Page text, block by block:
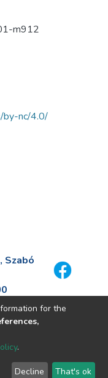
m912
by-nc/4.0/
Szabó
for the
.
Decline That's ok